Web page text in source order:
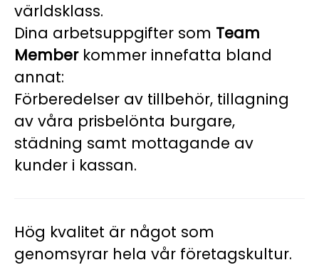
världsklass.
Dina arbetsuppgifter som Team
Memberkommer innefatta bland
annat:
Förberedelser av tillbehör, tillagning
av våra prisbelönta burgare,
städning samt mottagande av
kunder i kassan.
Hög kvalitet är något som
genomsyrar hela vår företagskultur.